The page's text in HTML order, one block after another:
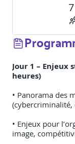
Jour 1 – Enjeux
heures)
• Panorama des
(cybercriminalité,
• Enjeux pour
image,